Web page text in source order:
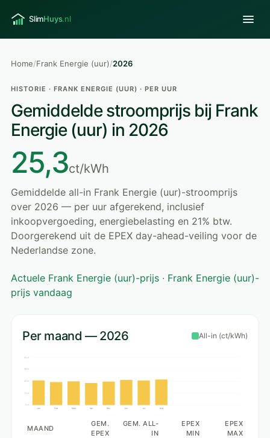
Home/Frank Energie (uur)/2026
HISTORIE · FRANK ENERGIE (UUR) · PER UUR
Gemiddelde stroomprijs bij Frank
Energie (uur) in 2026
25,3ct/kWh
Gemiddelde all-in Frank Energie (uur)-stroomprijs
over 2026 — per uur afgerekend, inclusief
inkoopvergoeding, energiebelasting en 21% btw.
Doorgerekend uit de EPEX day-ahead-veiling voor de
Nederlandse zone.
Actuele Frank Energie (uur)-prijs · Frank Energie (uur)-
prijs vandaag
Per maand — 2026 All-in (ct/kWh)
50 ct
38 ct
25 ct
13 ct
0 ct
Jan Feb Maa Apr Mei Jun Jul Aug
MAAND
GEM.
EPEX
GEM. ALL-
IN
EPEX
MIN
EPEX
MAX